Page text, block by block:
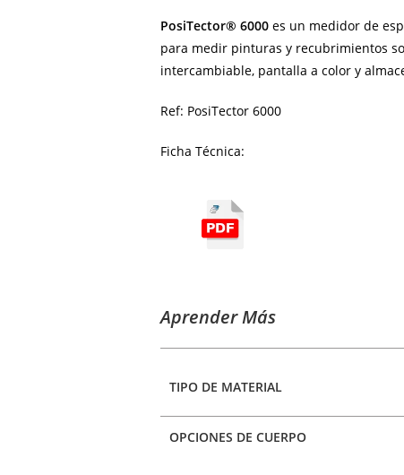
PosiTector® 6000 es un medidor de
para medir pinturas y recubrimientos
intercambiable, pantalla a color y
Ref: PosiTector 6000
Ficha Técnica:
Aprender Más
TIPO DE MATERIAL
OPCIONES DE CUERPO